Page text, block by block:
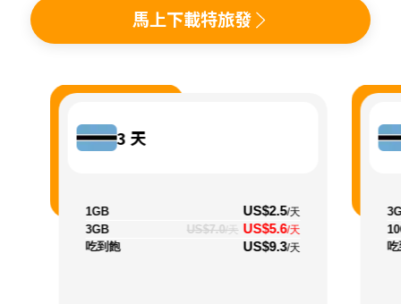
馬上下載特旅發
3 天
1GB US$2.5/天
3GB US$7.0/天 US$5.6/天
吃到飽 US$9.3/天
吃